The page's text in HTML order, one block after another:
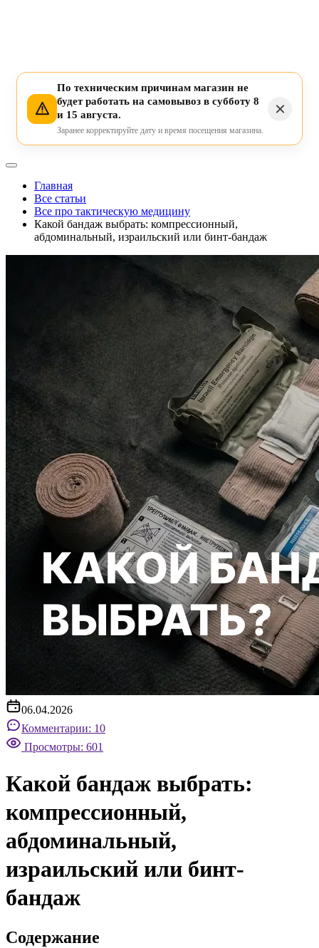
По техническим причинам магазин не
будет работать на самовывоз в субботу 8
и 15 августа.
Заранее корректируйте дату и время посещения магазина.
Главная
Все статьи
Все про тактическую медицину
Какой бандаж выбрать: компрессионный,
абдоминальный, израильский или бинт-бандаж
06.04.2026
Комментарии: 10
Просмотры: 601
Какой бандаж выбрать:
компрессионный,
абдоминальный,
израильский или бинт-
бандаж
Содержание